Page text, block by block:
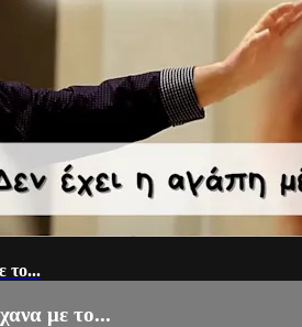
το...
με το...